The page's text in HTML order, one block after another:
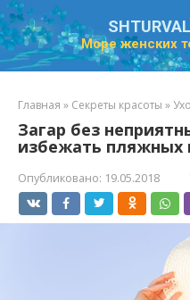
Перейти
к
контенту
Море женских
Главная » Секреты красоты »
Загар без
избежать пляжных
Опубликовано: 19.05.2018